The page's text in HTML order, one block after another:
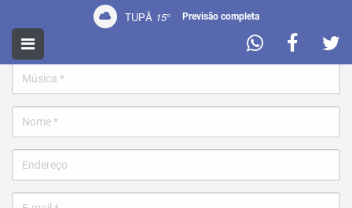
TUPÃ 15° Previsão completa